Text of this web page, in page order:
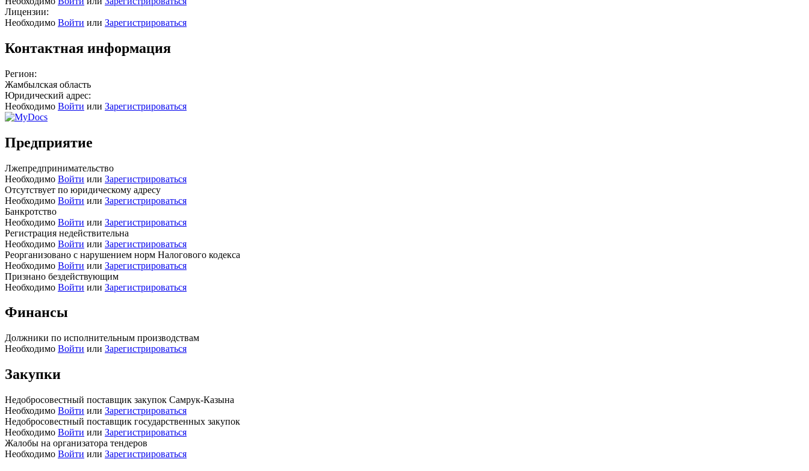
Лицензии:
Необходимо Войти или Зарегистрироваться
Контактная информация
Регион:
Жамбылская область
Юридический адрес:
Необходимо Войти или Зарегистрироваться
Предприятие
Лжепредпринимательство
Необходимо Войти или Зарегистрироваться
Отсутствует по юридическому адресу
Необходимо Войти или Зарегистрироваться
Банкротство
Необходимо Войти или Зарегистрироваться
Регистрация недействительна
Необходимо Войти или Зарегистрироваться
Реорганизовано с нарушением норм Налогового кодекса
Необходимо Войти или Зарегистрироваться
Признано бездействующим
Необходимо Войти или Зарегистрироваться
Финансы
Должники по исполнительным производствам
Необходимо Войти или Зарегистрироваться
Закупки
Недобросовестный поставщик закупок Самрук-Казына
Необходимо Войти или Зарегистрироваться
Недобросовестный поставщик государственных закупок
Необходимо Войти или Зарегистрироваться
Жалобы на организатора тендеров
Необходимо Войти или Зарегистрироваться